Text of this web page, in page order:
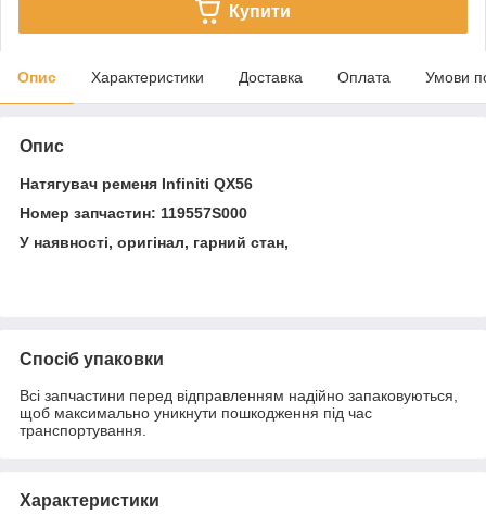
Купити
Опис Характеристики Доставка Оплата Умови
Опис
Натягувач ременя Infiniti QX56
Номер запчастин: 119557S000
У наявності, оригінал, гарний стан,
Спосіб упаковки
Всі запчастини перед відправленням надійно запаковуються,
щоб максимально уникнути пошкодження під час
транспортування.
Характеристики